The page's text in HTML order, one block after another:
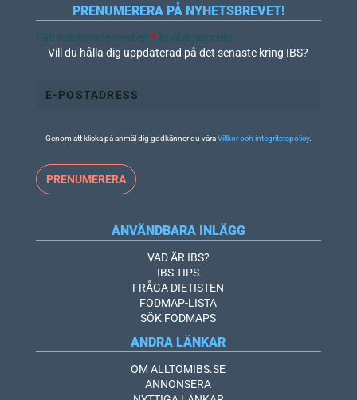
PRENUMERERA PÅ NYHETSBREVET!
Fält markerade med en *är obligatoriskt
Vill du hålla dig uppdaterad på det senaste kring IBS?
Genom att klicka på anmäl dig godkänner du våraVillkor och integritetspolicy.
ANVÄNDBARA INLÄGG
VAD ÄR IBS?
IBS TIPS
FRÅGA DIETISTEN
FODMAP-LISTA
SÖK FODMAPS
ANDRA LÄNKAR
OM ALLTOMIBS.SE
ANNONSERA